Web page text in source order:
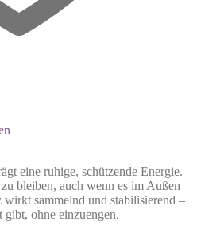
eine ruhige, schützende Energie.
bleiben, auch wenn es im Außen
sammelnd und stabilisierend –
ohne einzuengen.